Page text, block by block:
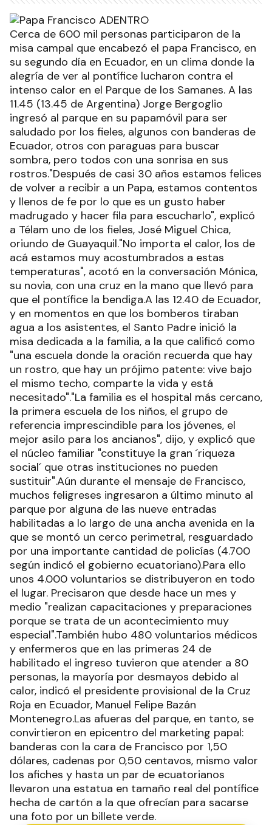
Cerca de 600 mil personas participaron de la
misa campal que encabezó el papa Francisco, en
su segundo día en Ecuador, en un clima donde la
alegría de ver al pontífice lucharon contra el
intenso calor en el Parque de los Samanes. A las
11.45 (13.45 de Argentina) Jorge Bergoglio
ingresó al parque en su papamóvil para ser
saludado por los fieles, algunos con banderas de
Ecuador, otros con paraguas para buscar
sombra, pero todos con una sonrisa en sus
rostros."Después de casi 30 años estamos felices
de volver a recibir a un Papa, estamos contentos
y llenos de fe por lo que es un gusto haber
madrugado y hacer fila para escucharlo", explicó
a Télam uno de los fieles, José Miguel Chica,
oriundo de Guayaquil."No importa el calor, los de
acá estamos muy acostumbrados a estas
temperaturas", acotó en la conversación Mónica,
su novia, con una cruz en la mano que llevó para
que el pontífice la bendiga.A las 12.40 de Ecuador,
y en momentos en que los bomberos tiraban
agua a los asistentes, el Santo Padre inició la
misa dedicada a la familia, a la que calificó como
"una escuela donde la oración recuerda que hay
un rostro, que hay un prójimo patente: vive bajo
el mismo techo, comparte la vida y está
necesitado"."La familia es el hospital más cercano,
la primera escuela de los niños, el grupo de
referencia imprescindible para los jóvenes, el
mejor asilo para los ancianos", dijo, y explicó que
el núcleo familiar "constituye la gran ´riqueza
social´ que otras instituciones no pueden
sustituir".Aún durante el mensaje de Francisco,
muchos feligreses ingresaron a último minuto al
parque por alguna de las nueve entradas
habilitadas a lo largo de una ancha avenida en la
que se montó un cerco perimetral, resguardado
por una importante cantidad de policías (4.700
según indicó el gobierno ecuatoriano).Para ello
unos 4.000 voluntarios se distribuyeron en todo
el lugar. Precisaron que desde hace un mes y
medio "realizan capacitaciones y preparaciones
porque se trata de un acontecimiento muy
especial".También hubo 480 voluntarios médicos
y enfermeros que en las primeras 24 de
habilitado el ingreso tuvieron que atender a 80
personas, la mayoría por desmayos debido al
calor, indicó el presidente provisional de la Cruz
Roja en Ecuador, Manuel Felipe Bazán
Montenegro.Las afueras del parque, en tanto, se
convirtieron en epicentro del marketing papal:
banderas con la cara de Francisco por 1,50
dólares, cadenas por 0,50 centavos, mismo valor
los afiches y hasta un par de ecuatorianos
llevaron una estatua en tamaño real del pontífice
hecha de cartón a la que ofrecían para sacarse
una foto por un billete verde.